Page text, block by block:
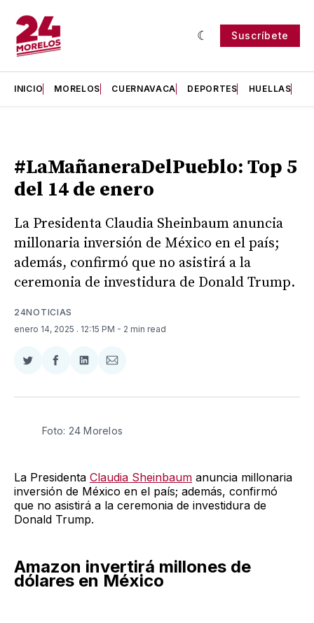
Suscríbete
INICIO MORELOS CUERNAVACA DEPORTES HUELLAS
#LaMañaneraDelPueblo: Top 5
del 14 de enero
La Presidenta Claudia Sheinbaum anuncia
millonaria inversión de México en el país;
además, confirmó que no asistirá a la
ceremonia de investidura de Donald Trump.
24NOTICIAS
enero 14, 2025 . 12:15 PM - 2 min read
Compartir
Twitter
Compartir
Facebook
Compartir
LinkedIn
Compartir
Email
Foto: 24 Morelos
La Presidenta Claudia Sheinbaum anuncia millonaria
inversión de México en el país; además, confirmó
que no asistirá a la ceremonia de investidura de
Donald Trump.
Amazon invertirá millones de
dólares en México